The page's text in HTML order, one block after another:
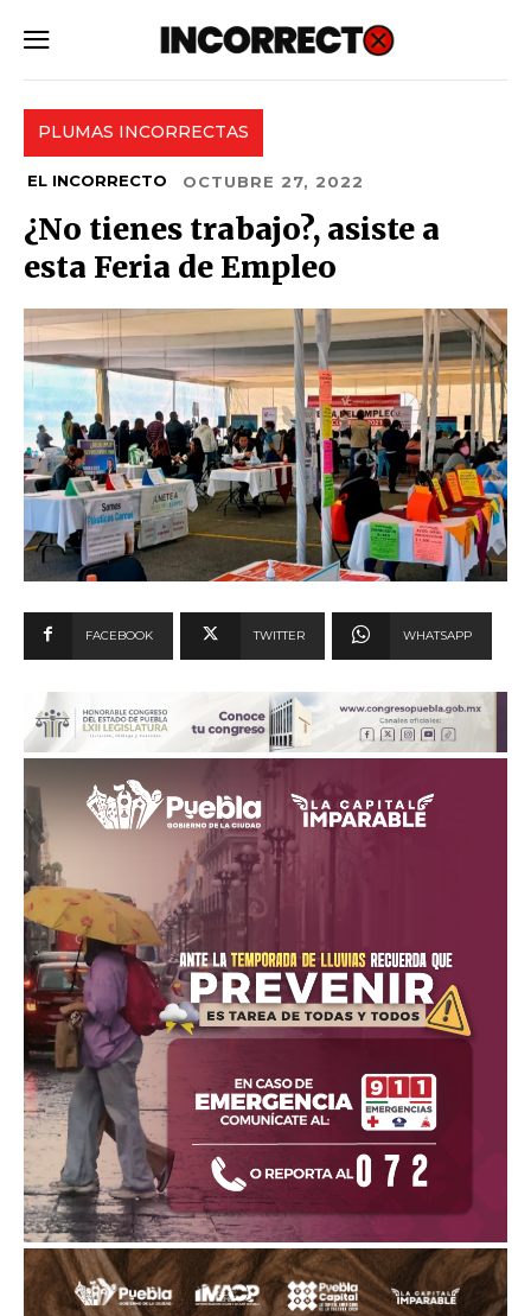
PLUMAS INCORRECTAS
EL INCORRECTO OCTUBRE 27, 2022
¿No tienes trabajo?, asiste a
esta Feria de Empleo
FACEBOOK TWITTER WHATSAPP